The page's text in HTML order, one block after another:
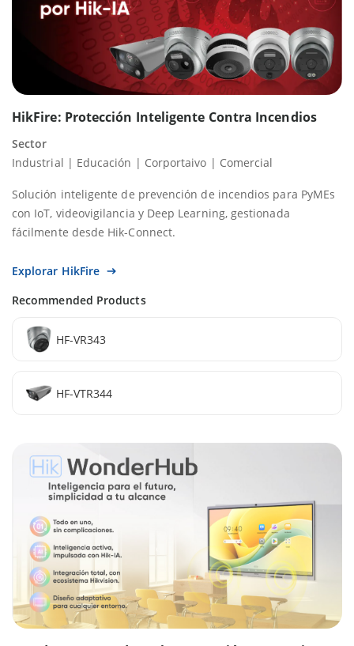
HikFire: Protección Inteligente Contra Incendios
Sector
Industrial | Educación | Corportaivo | Comercial
Solución inteligente de prevención de incendios para PyMEs
con IoT, videovigilancia y Deep Learning, gestionada
fácilmente desde Hik-Connect.
Explorar HikFire
Recommended Products
HF-VR343
HF-VTR344